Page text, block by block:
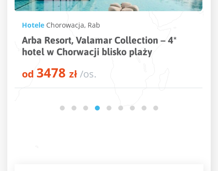
– 4*
Hotele
La Luna Hotel – 4* hotel w
przy plaży
od